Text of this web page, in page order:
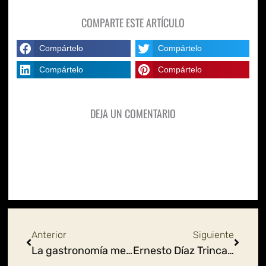
COMPARTE ESTE ARTÍCULO
Compártelo Compártelo
Compártelo Compártelo
DEJA UN COMENTARIO
Anterior
La gastronomía mexicana en el mundo
Siguiente
Ernesto Díaz Trincado